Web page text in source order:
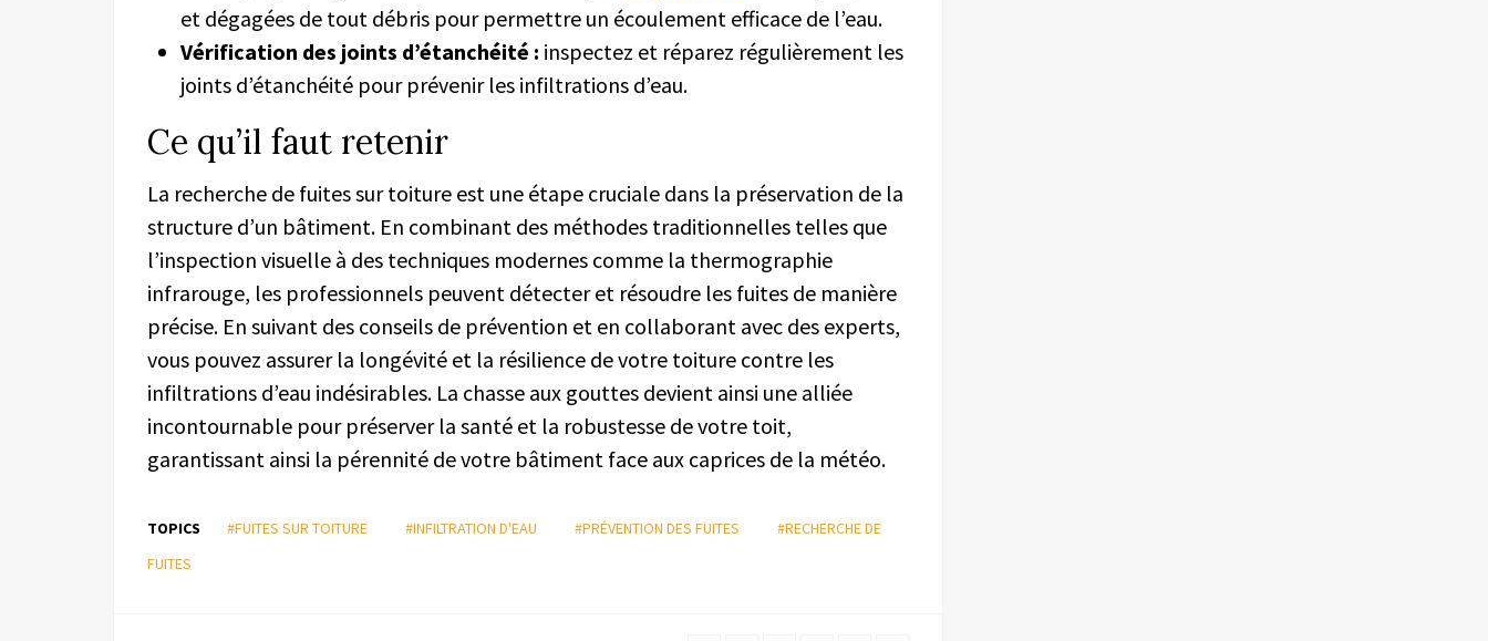
et dégagées de tout débris pour permettre un écoulement efficace de l’eau.
Vérification des joints d’étanchéité : inspectez et réparez régulièrement les
joints d’étanchéité pour prévenir les infiltrations d’eau.
Ce qu’il faut retenir
La recherche de fuites sur toiture est une étape cruciale dans la préservation de la
structure d’un bâtiment. En combinant des méthodes traditionnelles telles que
l’inspection visuelle à des techniques modernes comme la thermographie
infrarouge, les professionnels peuvent détecter et résoudre les fuites de manière
précise. En suivant des conseils de prévention et en collaborant avec des experts,
vous pouvez assurer la longévité et la résilience de votre toiture contre les
infiltrations d’eau indésirables. La chasse aux gouttes devient ainsi une alliée
incontournable pour préserver la santé et la robustesse de votre toit,
garantissant ainsi la pérennité de votre bâtiment face aux caprices de la météo.
TOPICS #FUITES SUR TOITURE #INFILTRATION D'EAU #PRÉVENTION DES FUITES
#RECHERCHE DE
FUITES